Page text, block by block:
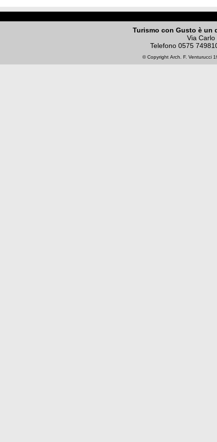
Turismo con Gusto è un
Via
Telefono 0575
© Copyright Arch. F. Venturucci